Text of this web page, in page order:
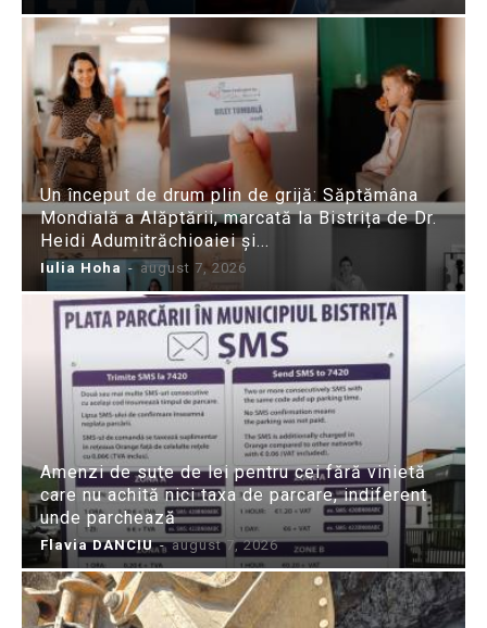
Un început de drum plin de grijă: Săptămâna
Mondială a Alăptării, marcată la Bistrița de Dr.
Heidi Adumitrăchioaiei și...
Iulia Hoha - august 7, 2026
Amenzi de sute de lei pentru cei fără vinietă
care nu achită nici taxa de parcare, indiferent
unde parchează
Flavia DANCIU - august 7, 2026